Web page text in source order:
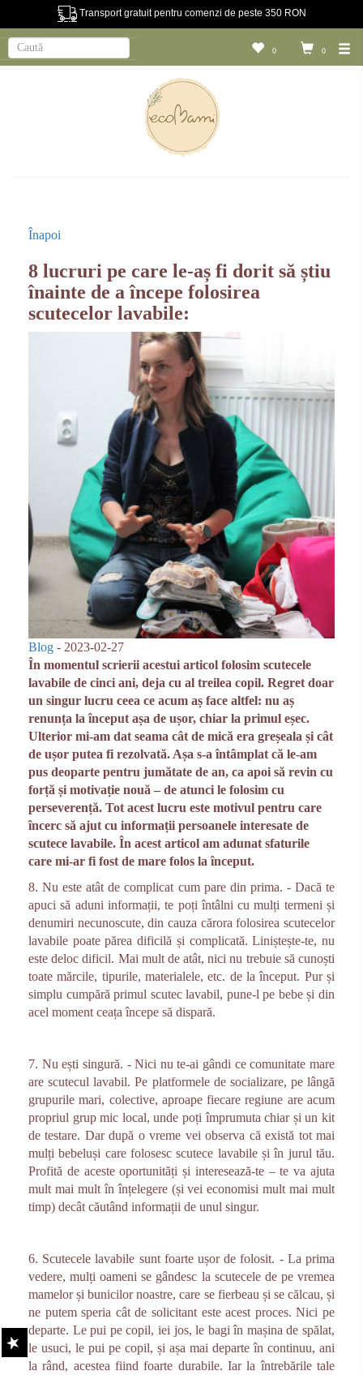
Transport gratuit pentru comenzi de peste 350 RON
0
0
Înapoi
8 lucruri pe care le-aș fi dorit să știu
înainte de a începe folosirea
scutecelor lavabile:
Blog - 2023-02-27
În momentul scrierii acestui articol folosim scutecele
lavabile de cinci ani, deja cu al treilea copil. Regret doar
un singur lucru ceea ce acum aș face altfel: nu aș
renunța la început așa de ușor, chiar la primul eșec.
Ulterior mi-am dat seama cât de mică era greșeala și cât
de ușor putea fi rezolvată. Așa s-a întâmplat că le-am
pus deoparte pentru jumătate de an, ca apoi să revin cu
forță și motivație nouă – de atunci le folosim cu
perseverență. Tot acest lucru este motivul pentru care
încerc să ajut cu informații persoanele interesate de
scutece lavabile. În acest articol am adunat sfaturile
care mi-ar fi fost de mare folos la început.
8. Nu este atât de complicat cum pare din prima. - Dacă te
apuci să aduni informații, te poți întâlni cu mulți termeni și
denumiri necunoscute, din cauza cărora folosirea scutecelor
lavabile poate părea dificilă și complicată. Liniștește-te, nu
este deloc dificil. Mai mult de atât, nici nu trebuie să cunoști
toate mărcile, tipurile, materialele, etc. de la început. Pur și
simplu cumpără primul scutec lavabil, pune-l pe bebe și din
acel moment ceața începe să dispară.
7. Nu ești singură. - Nici nu te-ai gândi ce comunitate mare
are scutecul lavabil. Pe platformele de socializare, pe lângă
grupurile mari, colective, aproape fiecare regiune are acum
propriul grup mic local, unde poți împrumuta chiar și un kit
de testare. Dar după o vreme vei observa că există tot mai
mulți bebeluși care folosesc scutece lavabile și în jurul tău.
Profită de aceste oportunități și interesează-te – te va ajuta
mult mai mult în înțelegere (și vei economisi mult mai mult
timp) decât căutând informații de unul singur.
6. Scutecele lavabile sunt foarte ușor de folosit. - La prima
vedere, mulți oameni se gândesc la scutecele de pe vremea
mamelor și bunicilor noastre, care se fierbeau și se călcau, și
ne putem speria cât de solicitant este acest proces. Nici pe
departe. Le pui pe copil, iei jos, le bagi în mașina de spălat,
le usuci, le pui pe copil, și așa mai departe în continuu, ani
la rând, acestea fiind foarte durabile. Iar la întrebările tale